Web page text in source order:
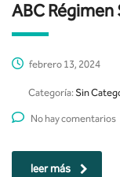
ABC
febrero 13, 2024
Categoría: Sin
No hay comentarios
leer más